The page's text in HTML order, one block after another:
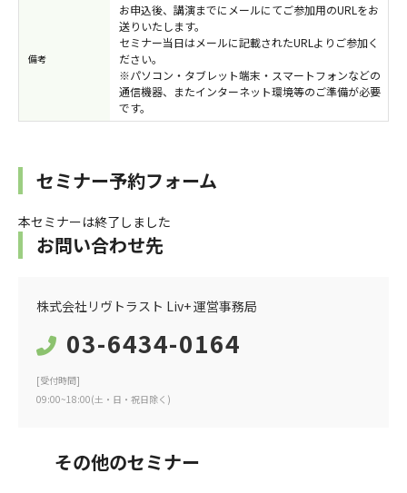
備考
お申込後、講演までにメールにてご参加用のURLをお
送りいたします。
セミナー当日はメールに記載されたURLよりご参加く
ださい。
※パソコン・タブレット端末・スマートフォンなどの
通信機器、またインターネット環境等のご準備が必要
です。
セミナー予約フォーム
本セミナーは終了しました
お問い合わせ先
株式会社リヴトラスト Liv+ 運営事務局
03-6434-0164
[受付時間]
09:00~18:00(土・日・祝日除く)
その他のセミナー